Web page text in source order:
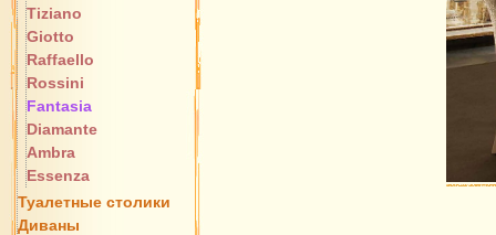
Tiziano
Giotto
Raffaello
Rossini
Fantasia
Diamante
Ambra
Essenza
Туалетные столики
Диваны